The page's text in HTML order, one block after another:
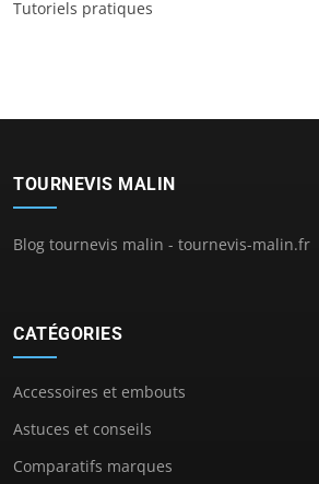
Tutoriels pratiques
TOURNEVIS MALIN
Blog tournevis malin - tournevis-malin.fr
CATÉGORIES
Accessoires et embouts
Astuces et conseils
Comparatifs marques